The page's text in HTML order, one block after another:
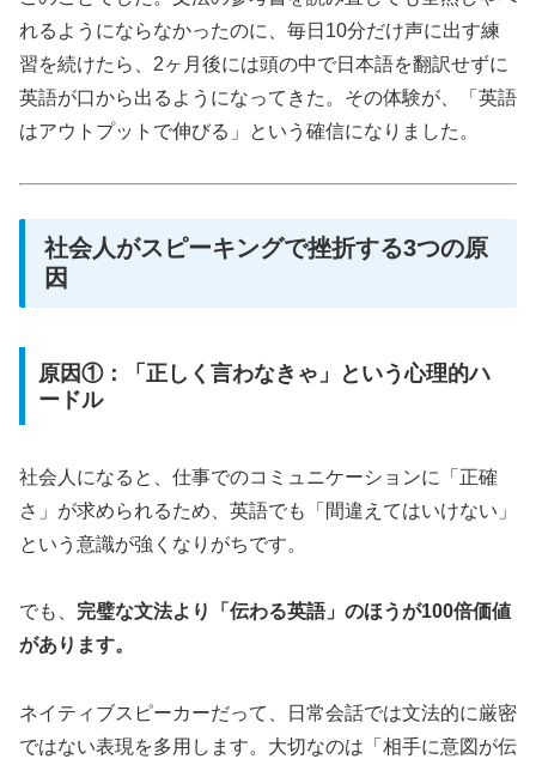
れるようにならなかったのに、毎日10分だけ声に出す練
習を続けたら、2ヶ月後には頭の中で日本語を翻訳せずに
英語が口から出るようになってきた。その体験が、「英語
はアウトプットで伸びる」という確信になりました。
社会人がスピーキングで挫折する3つの原
因
原因①：「正しく言わなきゃ」という心理的ハ
ードル
社会人になると、仕事でのコミュニケーションに「正確
さ」が求められるため、英語でも「間違えてはいけない」
という意識が強くなりがちです。
でも、 完璧な文法より「伝わる英語」のほうが100倍価値
があります。
ネイティブスピーカーだって、日常会話では文法的に厳密
ではない表現を多用します。大切なのは「相手に意図が伝